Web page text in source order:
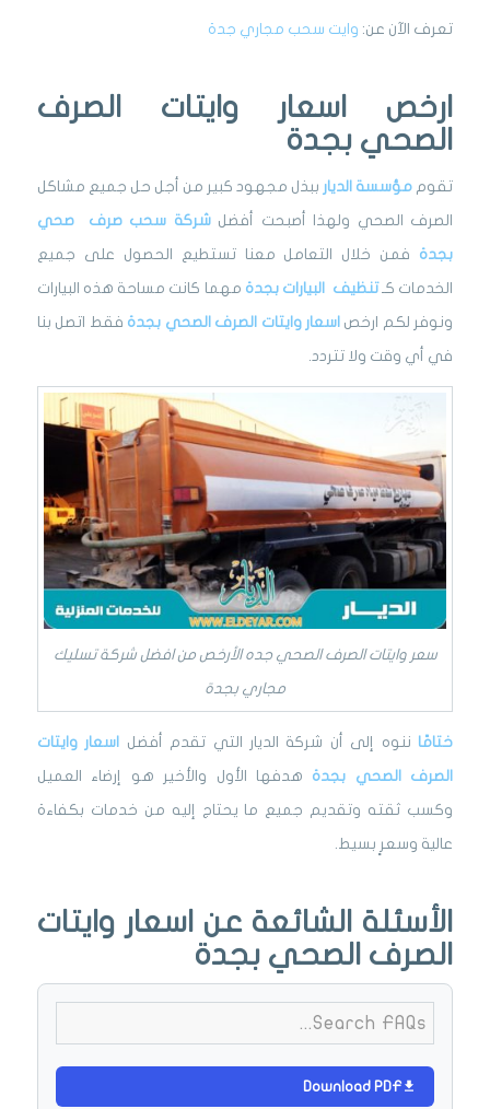
تعرف الآن عن: وايت سحب مجاري جدة
ارخص اسعار وايتات الصرف
الصحي بجدة
تقوم مؤسسة الديار ببذل مجهود كبير من أجل حل جميع مشاكل
الصرف الصحي ولهذا أصبحت أفضلشركة سحب صرف صحي
بجدة فمن خلال التعامل معنا تستطيع الحصول على جميع
الخدمات كـتنظيف البيارات بجدة مهما كانت مساحة هذه البيارات
ونوفر لكم ارخص اسعار وايتات الصرف الصحي بجدة فقط اتصل بنا
في أي وقت ولا تتردد.
سعر وايتات الصرف الصحي جده الأرخص من افضل شركة تسليك
مجاري بجدة
ختامًا ننوه إلى أن شركة الديار التي تقدم أفضل اسعار وايتات
الصرف الصحي بجدة هدفها الأول والأخير هو إرضاء العميل
وكسب ثقته وتقديم جميع ما يحتاج إليه من خدمات بكفاءة
عالية وسعرٍ بسيط.
الأسئلة الشائعة عن اسعار وايتات
الصرف الصحي بجدة
Download PDF